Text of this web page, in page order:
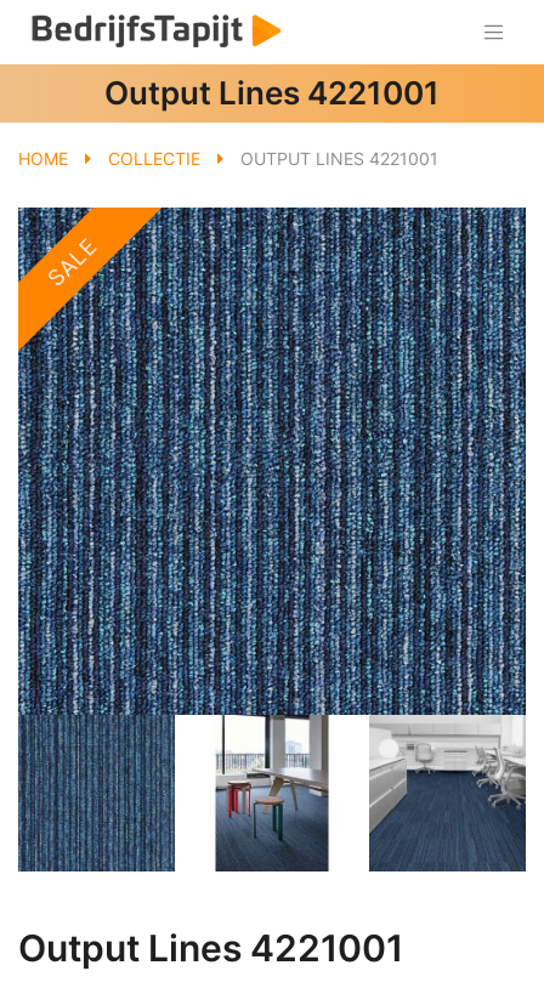
Output Lines 4221001
HOME COLLECTIE OUTPUT LINES 4221001
SALE
Output Lines 4221001